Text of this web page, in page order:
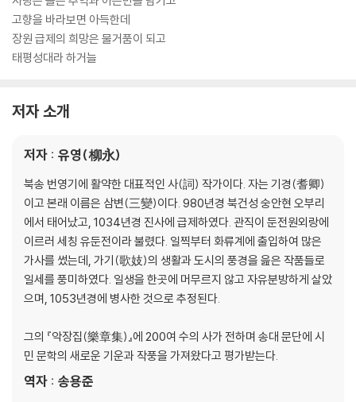
고향을 바라보면 아득한데
장원 급제의 희망은 물거품이 되고
태평성대라 하거늘
저자 소개
저자 : 유영(柳永)
북송 번영기에 활약한 대표적인 사(詞) 작가이다. 자는 기경(耆卿)
이고 본래 이름은 삼변(三變)이다. 980년경 북건성 숭안현 오부리
에서 태어났고, 1034년경 진사에 급제하였다. 관직이 둔전원외랑에
이르러 세칭 유둔전이라 불렸다. 일찍부터 화류계에 출입하여 많은
가사를 썼는데, 가기(歌妓)의 생활과 도시의 풍경을 읊은 작품들로
일세를 풍미하였다. 일생을 한곳에 머무르지 않고 자유분방하게 살았
으며, 1053년경에 병사한 것으로 추정된다.
그의 『악장집(樂章集)』에 200여 수의 사가 전하며 송대 문단에 시
민 문학의 새로운 기운과 작풍을 가져왔다고 평가받는다.
역자 : 송용준